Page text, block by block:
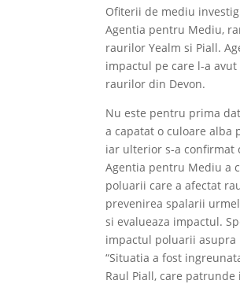
Ofiterii de mediu
Agentia pentru Mediu,
raurilor Yealm si Piall.
impactul pe care l-a
raurilor din Devon.
Nu este pentru prima
a capatat o culoare alba
iar ulterior s-a confirmat
Agentia pentru Mediu a
poluarii care a afectat
prevenirea spalarii
si evalueaza impactul.
impactul poluarii asupra
“Situatia a fost
Raul Piall, care